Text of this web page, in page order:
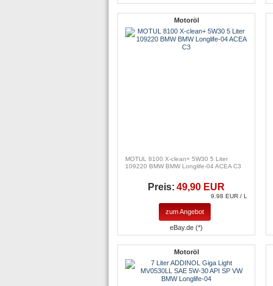
Motoröl
MOTUL 8100 X-clean+ 5W30 5 Liter
109220 BMW BMW Longlife-04 ACEA C3
Preis: 49,90 EUR
9.98 EUR / L
zum Angebot
eBay.de (*)
Motoröl